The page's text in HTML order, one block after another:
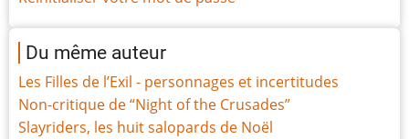
Du même auteur
Les Filles de l’Exil - personnages et incertitudes
Non-critique de “Night of the Crusades”
Slayriders, les huit salopards de Noël